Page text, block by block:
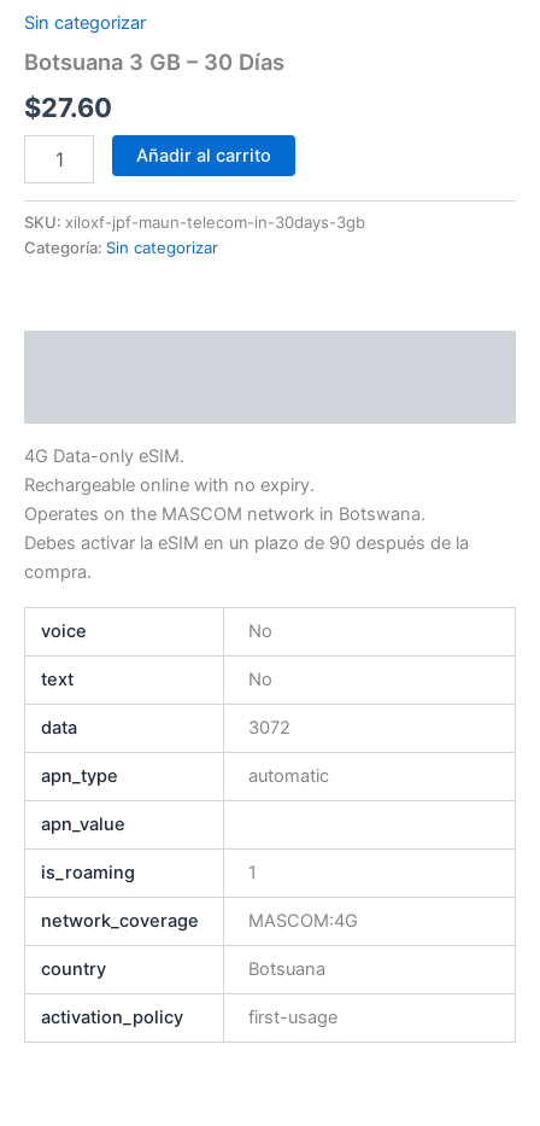
Sin categorizar
Botsuana 3 GB – 30 Días
$27.60
Añadir al carrito
SKU: xiloxf-jpf-maun-telecom-in-30days-3gb
Categoría: Sin categorizar
4G Data-only eSIM.
Rechargeable online with no expiry.
Operates on the MASCOM network in Botswana.
Debes activar la eSIM en un plazo de 90 después de la
compra.
voice No
text No
data 3072
apn_type automatic
apn_value
is_roaming 1
network_coverage MASCOM:4G
country Botsuana
activation_policy first-usage